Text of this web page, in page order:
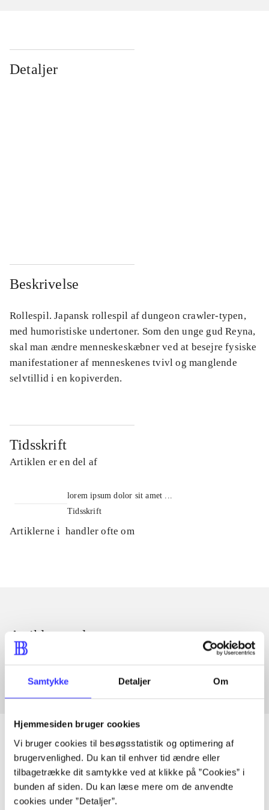
Samtykke Detaljer Om
Hjemmesiden bruger cookies
Vi bruger cookies til besøgsstatistik og optimering af
brugervenlighed. Du kan til enhver tid ændre eller
tilbagetrække dit samtykke ved at klikke på ”Cookies” i
bunden af siden. Du kan læse mere om de anvendte
cookies under ”Detaljer”.
Detaljer
Beskrivelse
Rollespil. Japansk rollespil af dungeon crawler-typen,
med humoristiske undertoner. Som den unge gud Reyna,
skal man ændre menneskeskæbner ved at besejre fysiske
manifestationer af menneskenes tvivl og manglende
selvtillid i en kopiverden.
Tidsskrift
Artiklen er en del af
lorem ipsum dolor sit amet ...
Tidsskrift
Artiklerne i handler ofte om
Artikler med samme emner
Fra
Artikler
Alle registrerede artikler fordelt på udgivelser